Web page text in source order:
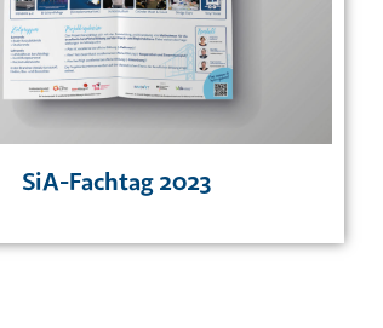
SiA-Fachtag 2023